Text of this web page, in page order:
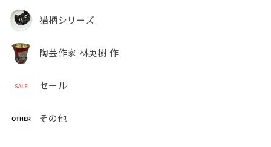
猫柄シリーズ
陶芸作家 林英樹 作
セール
その他